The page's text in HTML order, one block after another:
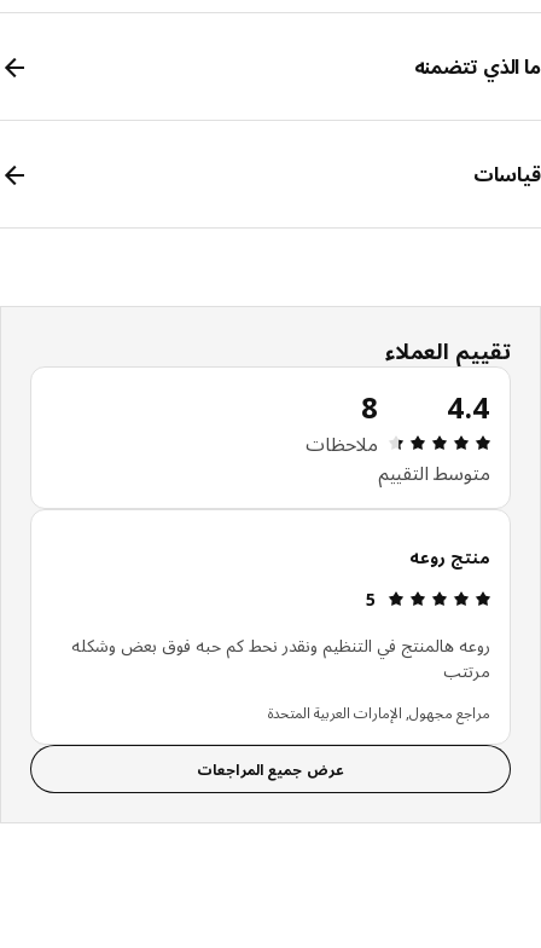
تتضمنه
تقييم العملاء
4.4
مراجعة التقييم: 4.4 من أصل 5 النجوم. إجمالي المراجعات: 8
متوسط التقييم
ملاحظات
منتج روعه
مراجعة التقييم: 5 من أصل 5 النجوم.
5
روعه هالمنتج في التنظيم ونقدر نحط كم حبه فوق بعض وشكله
مرتتب
مراجع مجهول, الإمارات العربية المتحدة
عرض جميع المراجعات